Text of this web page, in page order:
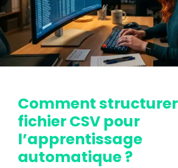
Comment
fichier CSV pour
l’apprentissage
automatique ?